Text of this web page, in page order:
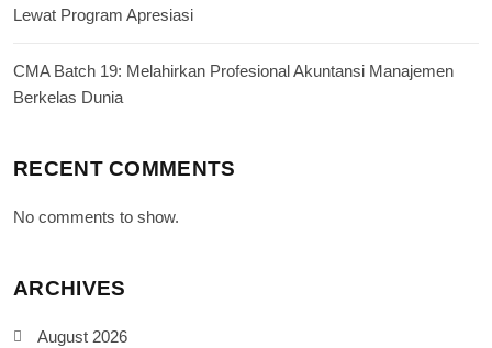
Lewat Program Apresiasi
CMA Batch 19: Melahirkan Profesional Akuntansi Manajemen
Berkelas Dunia
RECENT COMMENTS
No comments to show.
ARCHIVES
August 2026